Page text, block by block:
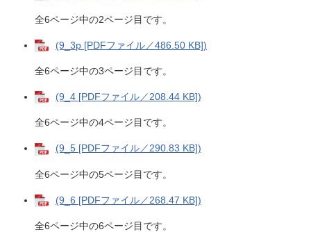
全6ページ中の2ページ目です。
(9_3p [PDFファイル／486.50 KB])
全6ページ中の3ページ目です。
(9_4 [PDFファイル／208.44 KB])
全6ページ中の4ページ目です。
(9_5 [PDFファイル／290.83 KB])
全6ページ中の5ページ目です。
(9_6 [PDFファイル／268.47 KB])
全6ページ中の6ページ目です。